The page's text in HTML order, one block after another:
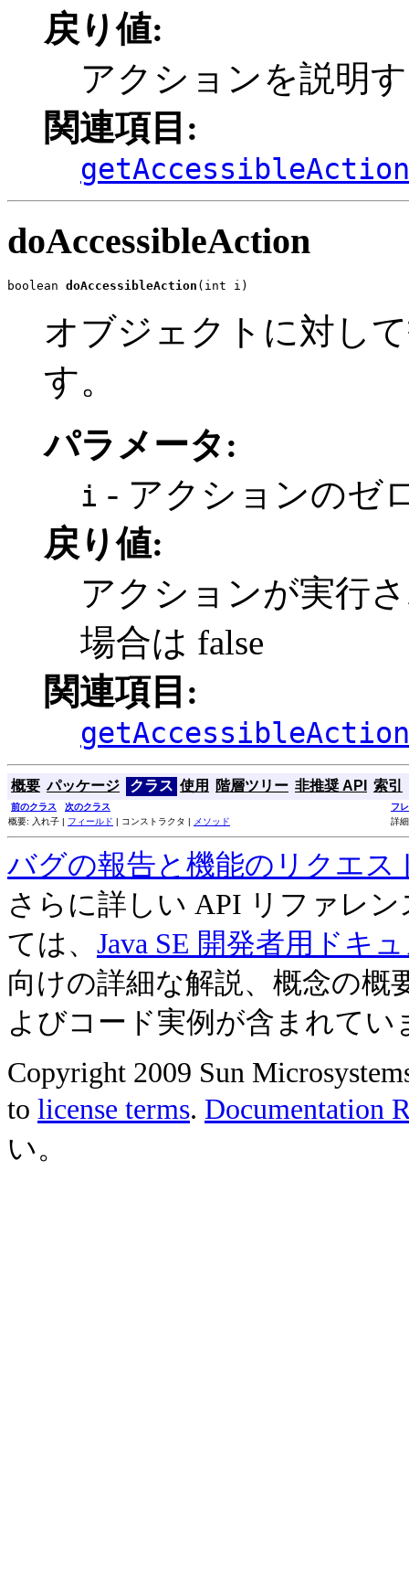
戻り値:
アクションを説明
関連項目:
doAccessibleAction
boolean doAccessibleAction (int i)
オブジェクトに対し
す。
パラメータ:
i - アクションのゼ
戻り値:
アクションが実行
場合は false
関連項目:
概要 パッケージ クラス 使用 階層ツリー 非推奨 API 索引
前のクラス 次のクラス
フ
概要: 入れ子 | フィールド | コンストラクタ | メソッド 詳
バグの報告と機能のリクエス
さらに詳しい API リファレ
ては、 Java SE 開発者用ドキ
向けの詳細な解説、概念の概
よびコード実例が含まれてい
Copyright 2009 Sun
to license terms. Documentation
い。